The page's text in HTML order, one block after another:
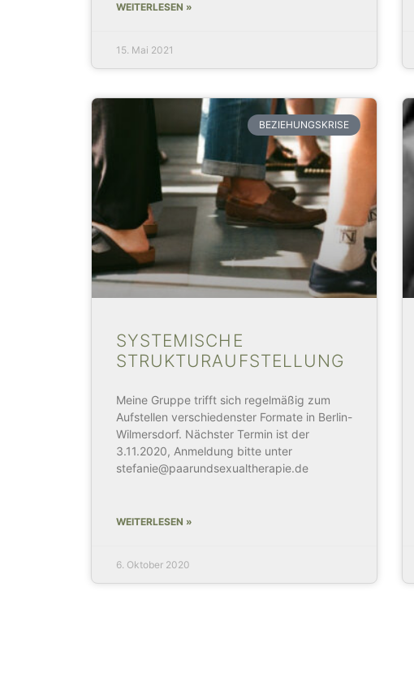
WEITERLESEN »
15. Mai 2021
BEZIEHUNGSKRISE
SYSTEMISCHE
STRUKTURAUFSTELLUNG
Meine Gruppe trifft sich regelmäßig zum
Aufstellen verschiedenster Formate in Berlin-
Wilmersdorf. Nächster Termin ist der
3.11.2020, Anmeldung bitte unter
stefanie@paarundsexualtherapie.de
WEITERLESEN »
6. Oktober 2020